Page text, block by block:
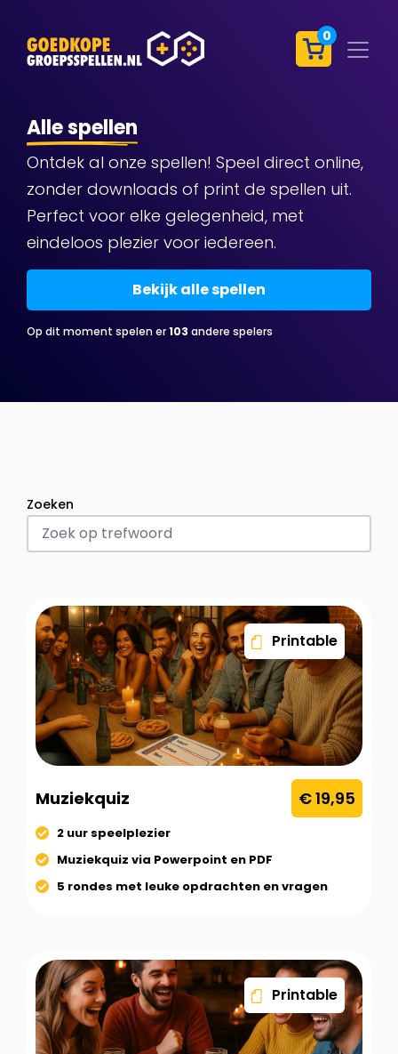
0
Alle spellen
Ontdek al onze spellen! Speel direct online,
zonder downloads of print de spellen uit.
Perfect voor elke gelegenheid, met
eindeloos plezier voor iedereen.
Bekijk alle spellen
Op dit moment spelen er103 andere spelers
Zoeken
Printable
Muziekquiz € 19,95
2 uur speelplezier
Muziekquiz via Powerpoint en PDF
5 rondes met leuke opdrachten en vragen
Printable